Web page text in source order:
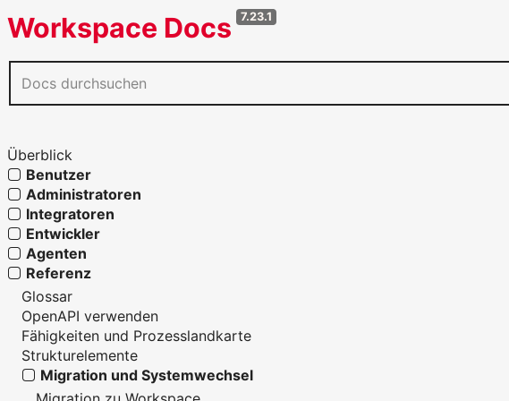
Workspace Docs 7.23.1
Überblick
Benutzer
Administratoren
Integratoren
Entwickler
Agenten
Referenz
Glossar
OpenAPI verwenden
Fähigkeiten und Prozesslandkarte
Strukturelemente
Migration und Systemwechsel